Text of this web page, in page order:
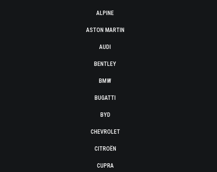
ALPINE
ASTON MARTIN
AUDI
BENTLEY
BMW
BUGATTI
BYD
CHEVROLET
CITROËN
CUPRA